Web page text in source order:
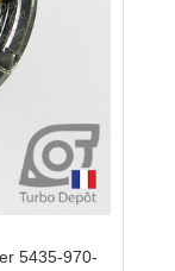
5435-970-